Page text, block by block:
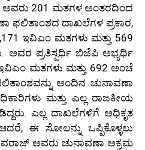
201 ಮತಗಳ ಅಂತರದಿಂದ
ಫಲಿತಾಂಶದ ದಾಖಲೆಗಳ ಪ್ರಕಾರ,
ಇವಿಎಂ ಮತಗಳು ಮತ್ತು 569
ಅವರ ಪ್ರತಿಸ್ಪರ್ಧಿ ಬಿಜೆಪಿ ಅಭ್ಯರ್ಥಿ
ಮತಗಳು ಮತ್ತು 692 ಅಂಚೆ
ಅಂದಿನ ಚುನಾವಣಾ
ಮತ್ತು ಎಲ್ಲ ರಾಜಕೀಯ
ಎಲ್ಲ ದಾಖಲೆಗಳಿಗೆ ಅಧಿಕೃತ
ಈ ಸೋಲನ್ನು ಒಪ್ಪಿಕೊಳ್ಳಲು
ಅವರು ಚುನಾವಣಾ ಅಕ್ರಮ